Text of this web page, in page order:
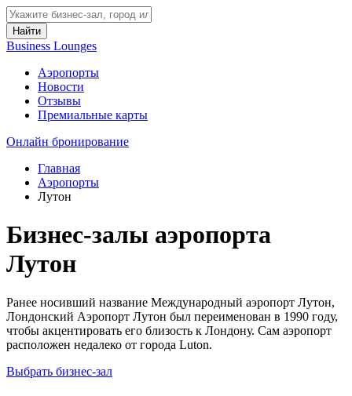
Найти
Business Lounges
Аэропорты
Новости
Отзывы
Премиальные карты
Онлайн бронирование
Главная
Аэропорты
Лутон
Бизнес-залы аэропорта
Лутон
Ранее носивший название Международный аэропорт Лутон,
Лондонский Аэропорт Лутон был переименован в 1990 году,
чтобы акцентировать его близость к Лондону. Сам аэропорт
расположен недалеко от города Luton.
Выбрать бизнес-зал